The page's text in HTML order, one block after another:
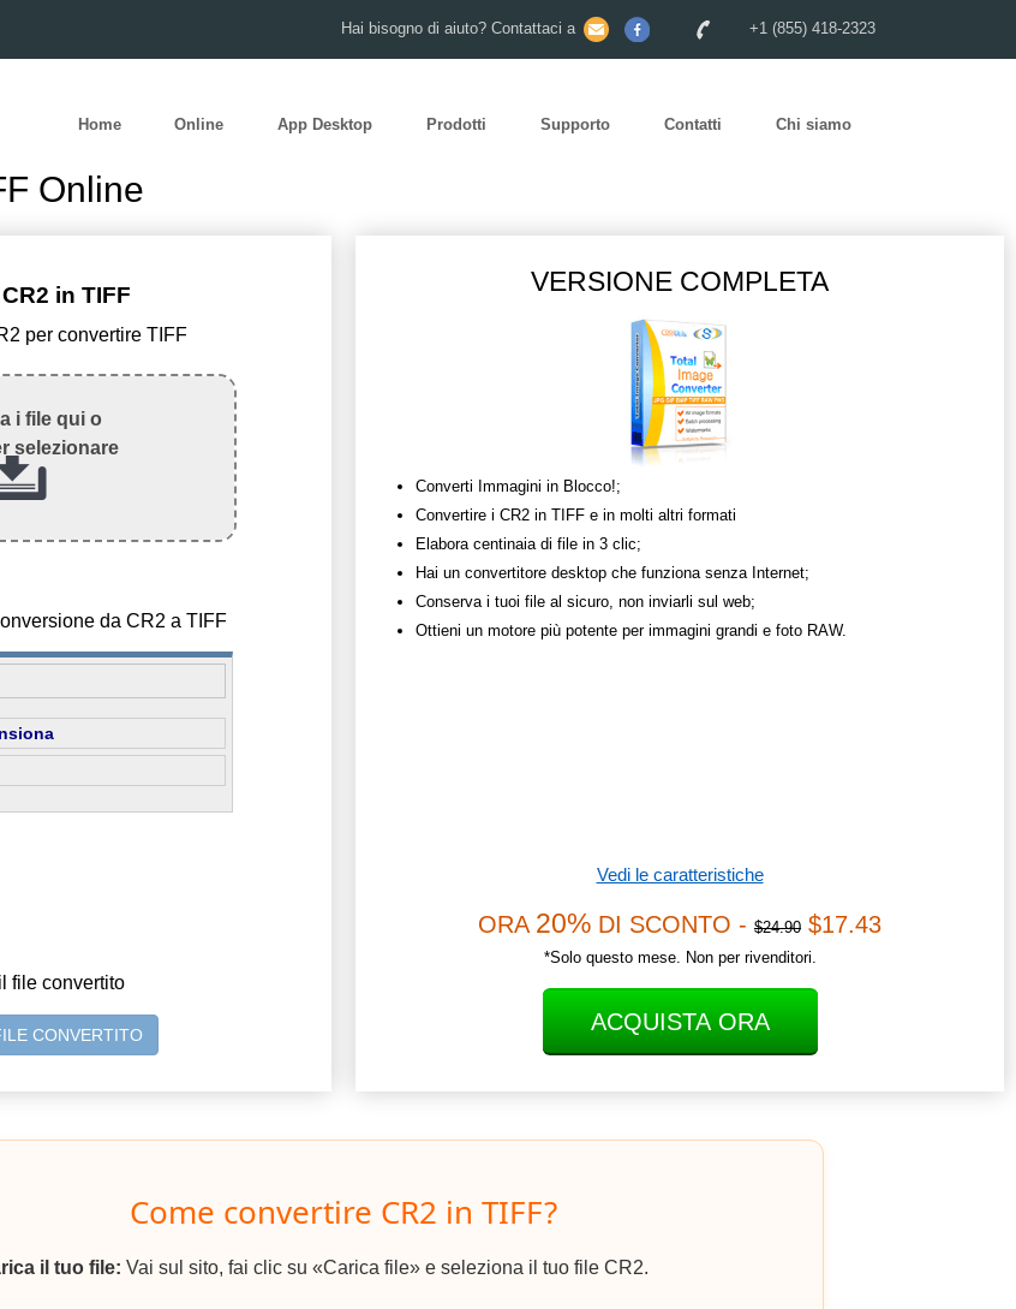
Hai bisogno di aiuto? Contattaci a +1 (855) 418-2323
Home Online App Desktop Prodotti Supporto Contatti Chi siamo
Online
in TIFF
per convertire TIFF
i file qui o
selezionare
da CR2 a TIFF
file convertito
CONVERTITO
VERSIONE COMPLETA
Converti Immagini in Blocco!;
Convertire i CR2 in TIFF e in molti altri formati
Elabora centinaia di file in 3 clic;
Hai un convertitore desktop che funziona senza Internet;
Conserva i tuoi file al sicuro, non inviarli sul web;
Ottieni un motore più potente per immagini grandi e foto RAW.
Vedi le caratteristiche
ORA 20% DI SCONTO - $24.90 $17.43
*Solo questo mese. Non per rivenditori.
ACQUISTA ORA
Come convertire CR2 in TIFF?
il tuo file: Vai sul sito, fai clic su «Carica file» e seleziona il tuo file CR2.